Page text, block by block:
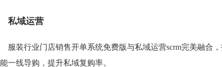
私域运营
服装行业门店销售开单系统免费版与私域运营scrm完美融合
一线导购，提升私域复购率。